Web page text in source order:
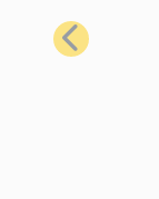
Zurück